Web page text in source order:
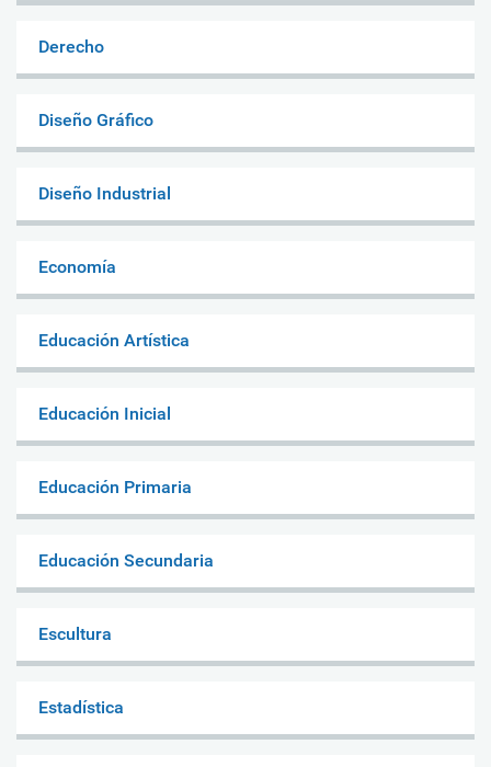
Derecho
Diseño Gráfico
Diseño Industrial
Economía
Educación Artística
Educación Inicial
Educación Primaria
Educación Secundaria
Escultura
Estadística